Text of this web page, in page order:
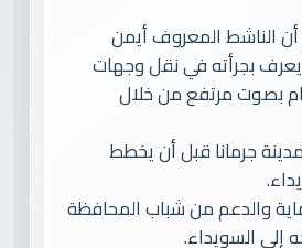
الناشط المعروف أيمن
بجرأته في نقل وجهات
بصوت مرتفع من خلال
جرمانا قبل أن يخطط
والدعم من شباب المحافظة
إلى السويداء.